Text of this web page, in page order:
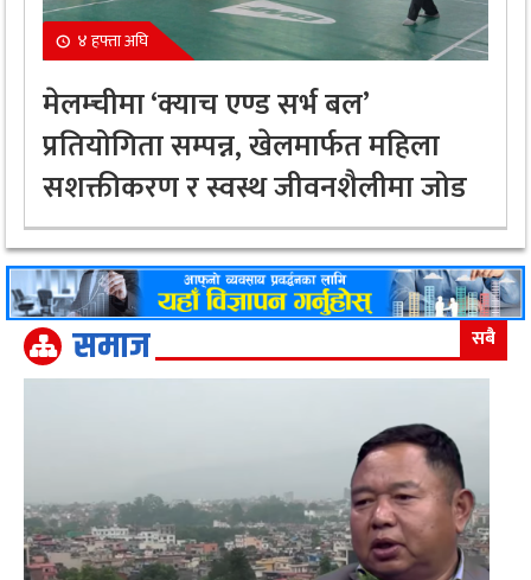
४ हफ्ता अघि
मेलम्चीमा ‘क्याच एण्ड सर्भ बल’
प्रतियोगिता सम्पन्न, खेलमार्फत महिला
सशक्तीकरण र स्वस्थ जीवनशैलीमा जोड
समाज सबै